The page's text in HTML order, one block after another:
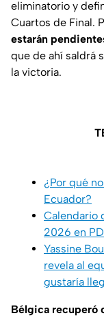
eliminatorio y
Cuartos de Final.
estarán
que de ahí saldrá
la victoria.
¿Por qué
Ecuador?
Calendario
2026 en
Yassine
revela al
gustaría
Bélgica recuperó